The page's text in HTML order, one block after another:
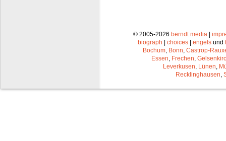
© 2005-2026 berndt media |
biograph | choices | engels und
Bochum Bonn Castrop-
Essen Frechen
Leverkusen Lünen
Recklinghausen